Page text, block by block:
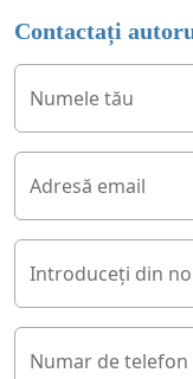
Contactați
Numele tău
Adresă email
Introduceți din
Numar de telefon